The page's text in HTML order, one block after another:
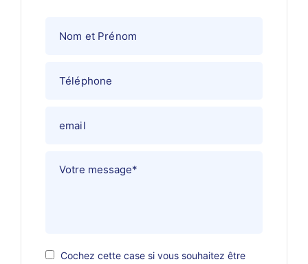
Cochez cette case si vous souhaitez être